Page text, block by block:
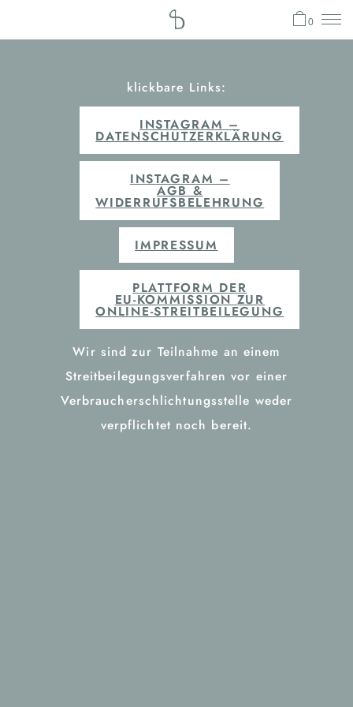
0
klickbare Links:
INSTAGRAM –
DATENSCHUTZERKLÄRUNG
INSTAGRAM –
AGB &
WIDERRUFSBELEHRUNG
IMPRESSUM
PLATTFORM DER
EU-KOMMISSION ZUR
ONLINE-STREITBEILEGUNG
Wir sind zur Teilnahme an einem
Streitbeilegungsverfahren vor einer
Verbraucherschlichtungsstelle weder
verpflichtet noch bereit.